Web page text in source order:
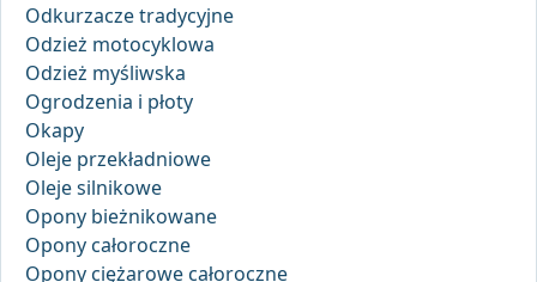
Odkurzacze tradycyjne
Odzież motocyklowa
Odzież myśliwska
Ogrodzenia i płoty
Okapy
Oleje przekładniowe
Oleje silnikowe
Opony bieżnikowane
Opony całoroczne
Opony ciężarowe całoroczne